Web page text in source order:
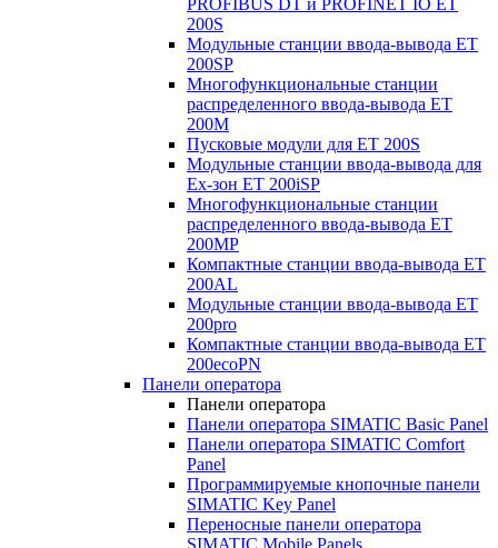
PROFIBUS DT и PROFINET IO ET
200S
Модульные станции ввода-вывода ET
200SP
Многофункциональные станции
распределенного ввода-вывода ET
200M
Пусковые модули для ET 200S
Модульные станции ввода-вывода для
Ex-зон ET 200iSP
Многофункциональные станции
распределенного ввода-вывода ET
200MP
Компактные станции ввода-вывода ET
200AL
Модульные станции ввода-вывода ET
200pro
Компактные станции ввода-вывода ET
200ecoPN
Панели оператора
Панели оператора
Панели оператора SIMATIC Basic Panel
Панели оператора SIMATIC Comfort
Panel
Программируемые кнопочные панели
SIMATIC Key Panel
Переносные панели оператора
SIMATIC Mobile Panels